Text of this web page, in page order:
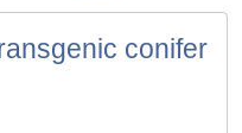
conifer